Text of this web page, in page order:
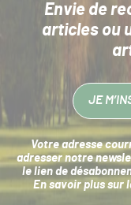
Envie de
articlesou
JE
Votre adresse
adresser notre
le lien de
En savoir plus sur